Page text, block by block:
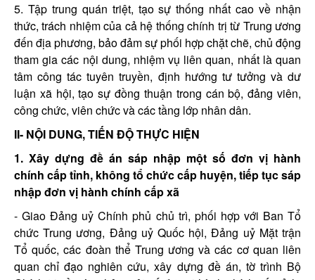
5. Tập trung quán triệt, tạo sự thống nhất cao về nhận
thức, trách nhiệm của cả hệ thống chính trị từ Trung ương
đến địa phương, bảo đảm sự phối hợp chặt chẽ, chủ động
tham gia các nội dung, nhiệm vụ liên quan, nhất là quan
tâm công tác tuyên truyền, định hướng tư tưởng và dư
luận xã hội, tạo sự đồng thuận trong cán bộ, đảng viên,
công chức, viên chức và các tầng lớp nhân dân.
II- NỘI DUNG, TIẾN ĐỘ THỰC HIỆN
1. Xây dựng đề án sáp nhập một số đơn vị hành
chính cấp tỉnh, không tổ chức cấp huyện, tiếp tục sáp
nhập đơn vị hành chính cấp xã
- Giao Đảng uỷ Chính phủ chủ trì, phối hợp với Ban Tổ
chức Trung ương, Đảng uỷ Quốc hội, Đảng uỷ Mặt trận
Tổ quốc, các đoàn thể Trung ương và các cơ quan liên
quan chỉ đạo nghiên cứu, xây dựng đề án, tờ trình Bộ